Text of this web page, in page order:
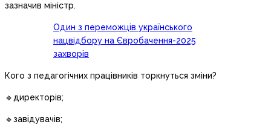
зазначив міністр.
Один з переможців українського
нацвідбору на Євробачення-2025
захворів
Кого з педагогічних працівників торкнуться зміни?
🔹директорів;
🔹завідувачів;